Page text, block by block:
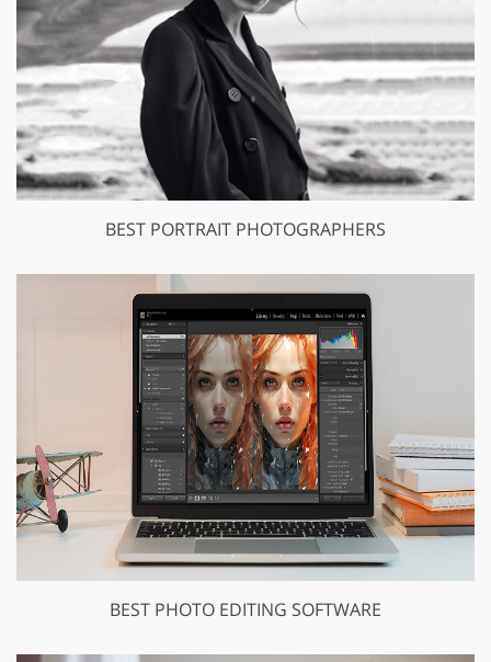
BEST PORTRAIT PHOTOGRAPHERS
BEST PHOTO EDITING SOFTWARE